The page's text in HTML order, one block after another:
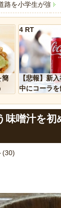
路を小学生が強
が「俺たちは楽
破産したグリラ
ケンカを売った
か」「はい」ト
Siege Survivors
当たり屋やお煽
簡
4 RT
【悲報】新
中にコーラ
味噌汁を
(30)